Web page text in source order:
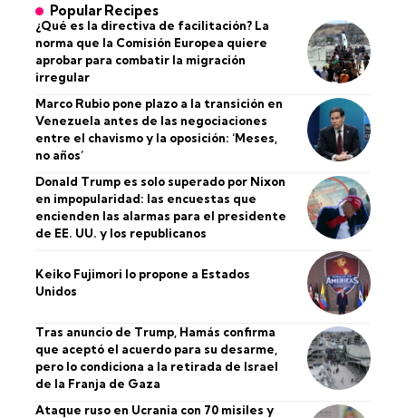
Popular Recipes
¿Qué es la directiva de facilitación? La
norma que la Comisión Europea quiere
aprobar para combatir la migración
irregular
Marco Rubio pone plazo a la transición en
Venezuela antes de las negociaciones
entre el chavismo y la oposición: ‘Meses,
no años’
Donald Trump es solo superado por Nixon
en impopularidad: las encuestas que
encienden las alarmas para el presidente
de EE. UU. y los republicanos
Keiko Fujimori lo propone a Estados
Unidos
Tras anuncio de Trump, Hamás confirma
que aceptó el acuerdo para su desarme,
pero lo condiciona a la retirada de Israel
de la Franja de Gaza
Ataque ruso en Ucrania con 70 misiles y